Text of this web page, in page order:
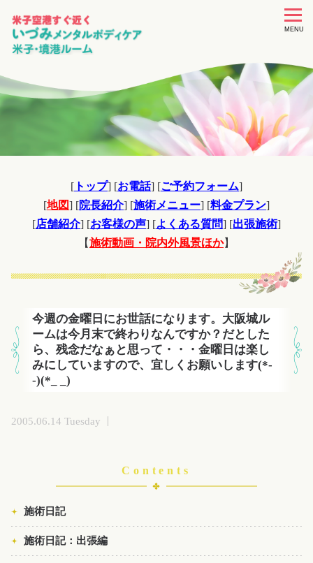
toggle
MENU
[ トップ] [お電話] [ご予約フォーム]
[地図] [院長紹介] [施術メニュー] [料金プラン]
[店舗紹介] [お客様の声] [よくある質問] [出張施術]
【施術動画・院内外風景ほか】
今週の金曜日にお世話になります。大阪城ル
ームは今月末で終わりなんですか？だとした
ら、残念だなぁと思って・・・金曜日は楽し
みにしていますので、宜しくお願いします(*-
-)(*_ _)
2005.06.14 Tuesday
Contents
施術日記
施術日記：出張編